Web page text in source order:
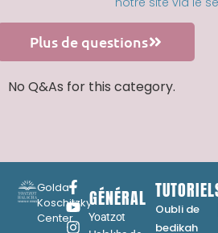
Plus de questions
No Q&As for this category.
Golda
Koschitzky
Center
GÉNÉRAL
Yoatzot
Oubli de
bedikah